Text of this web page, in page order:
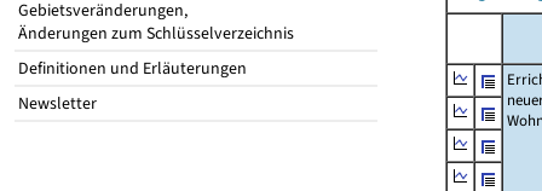
Gebietsveränderungen,
Änderungen zum Schlüsselverzeichnis
Definitionen und Erläuterungen
Newsletter